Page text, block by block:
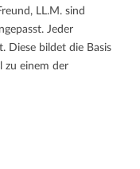
LL.M. sind
Jeder
Diese bildet die Basis
zu einem der